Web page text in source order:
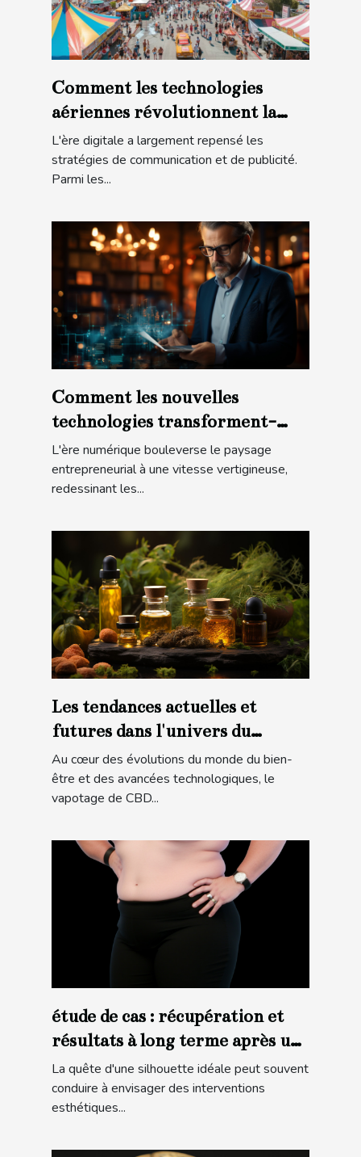
Comment les technologies
aériennes révolutionnent la
publicité événementielle
L'ère digitale a largement repensé les
stratégies de communication et de publicité.
Parmi les...
Comment les nouvelles
technologies transforment-
elles les petites entreprises en
France ?
L'ère numérique bouleverse le paysage
entrepreneurial à une vitesse vertigineuse,
redessinant les...
Les tendances actuelles et
futures dans l'univers du
vapotage de CBD
Au cœur des évolutions du monde du bien-
être et des avancées technologiques, le
vapotage de CBD...
étude de cas : récupération et
résultats à long terme après une
liposuccion
La quête d'une silhouette idéale peut souvent
conduire à envisager des interventions
esthétiques...